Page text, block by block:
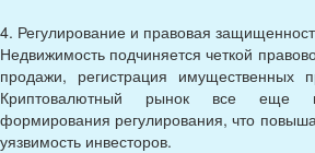
4. Регулирование и правовая
Недвижимость подчиняется четкой
продажи, регистрация имущественных
Криптовалютный рынок все еще
формирования регулирования, что
уязвимость инвесторов.